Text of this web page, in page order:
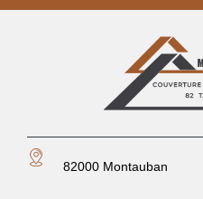
82000 Montauban